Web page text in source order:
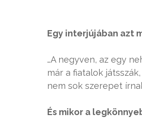
Egy interjújában azt
…A negyven, az egy
már a fiatalok
nem sok szerepet
És mikor a